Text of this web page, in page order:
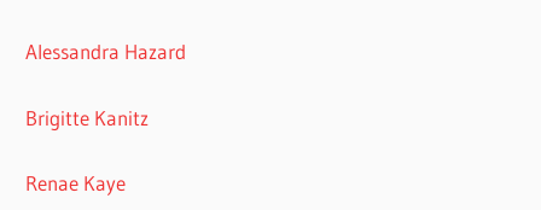
Alessandra Hazard
Brigitte Kanitz
Renae Kaye